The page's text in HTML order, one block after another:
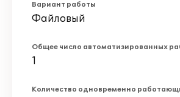
Вариант работы
Файловый
Общее число автоматизированных
1
Количество одновременно